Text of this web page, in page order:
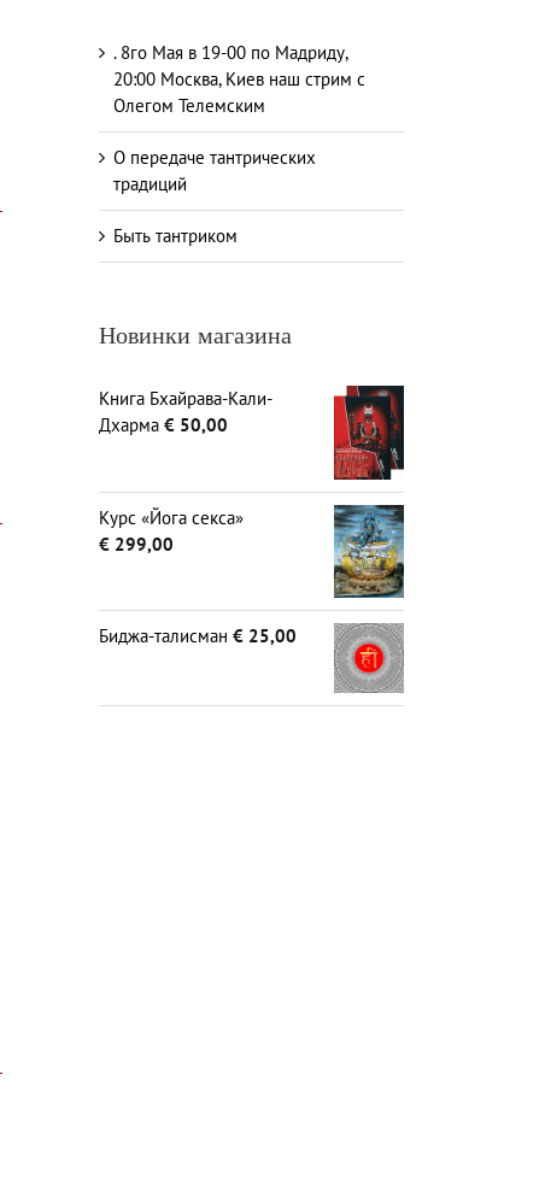
. 8го Мая в 19-00 по Мадриду,
20:00 Москва, Киев наш стрим с
Олегом Телемским
О передаче тантрических
традиций
Быть тантриком
Новинки магазина
Книга Бхайрава-Кали-
Дхарма € 50,00
Курс «Йога секса»
€ 299,00
Биджа-талисман € 25,00